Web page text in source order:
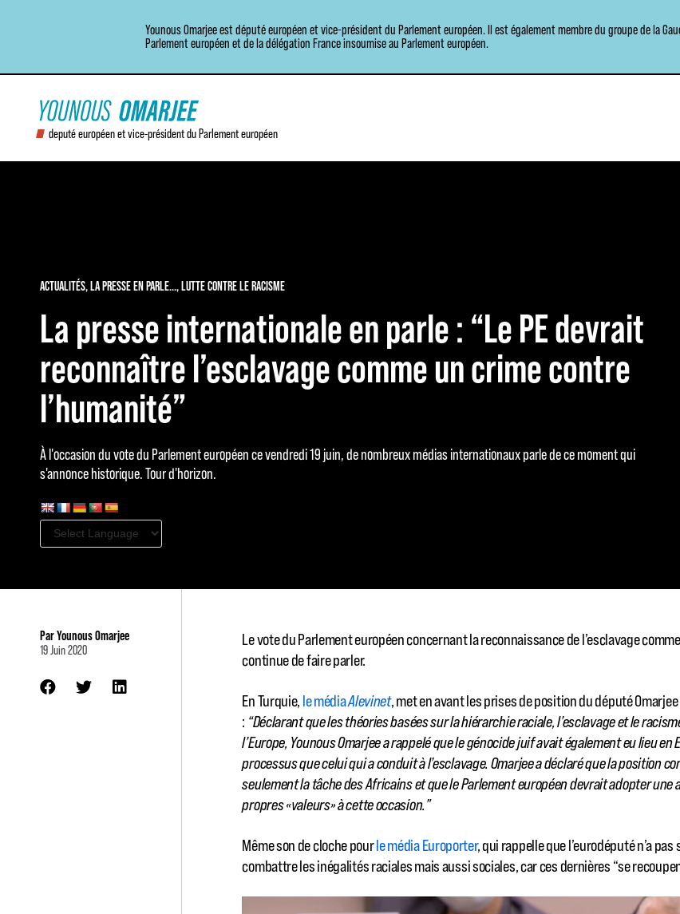
Younous Omarjee est député européen et vice-président du Parlement européen. Il est également membre du groupe de la
Parlement européen et de la délégation France insoumise au Parlement européen.
deputé européen et vice-président du Parlement européen
ACTUALITÉS,LA PRESSE EN PARLE...,LUTTE CONTRE LE RACISME
La presse internationale en parle : “Le PE devrait
reconnaître l’esclavage comme un crime contre
l’humanité”
À l'occasion du vote du Parlement européen ce vendredi 19 juin, de nombreux médias internationaux parle de ce moment qui
s'annonce historique. Tour d'horizon.
ParYounous Omarjee
19 Juin 2020
Le vote du Parlement européen concernant la reconnaissance de l’esclavage
continue de faire parler.
En Turquie, le médiaAlevinet, met en avant les prises de position du député
: “Déclarant que les théories basées sur la hiérarchie raciale, l’esclavage et le
l’Europe, Younous Omarjee a rappelé que le génocide juif avait également eu lieu en
processus que celui qui a conduit à l’esclavage. Omarjee a déclaré que la position
seulement la tâche des Africains et que le Parlement européen devrait adopter
propres «valeurs» à cette occasion.”
Même son de cloche pourle média Europorter, qui rappelle que l’eurodéputé n’a
combattre les inégalités raciales mais aussi sociales, car ces dernières “se